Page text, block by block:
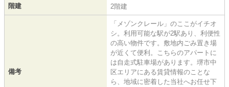
階建 2階建
備考
「メゾンクレール」のここがイチオ
シ。利用可能な駅が2駅あり、利便性
の高い物件です。敷地内ごみ置き場
が近くて便利。こちらのアパートに
は自走式駐車場があります。堺市中
区エリアにある賃貸情報のことな
ら、地域に密着した当社へお任せ下